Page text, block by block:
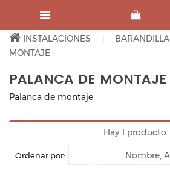
INSTALACIONES BARANDILLA
MONTAJE
PALANCA DE MONTAJE
Palanca de montaje
Hay 1 producto.
Ordenar por: Nombre,